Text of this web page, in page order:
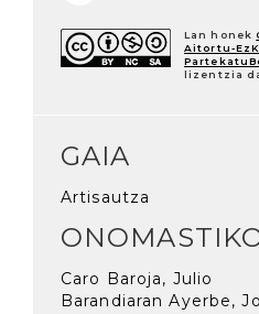
Lan honek
Aitortu-
lizentzia
GAIA
Artisautza
Caro Baroja, Julio
Barandiaran Ayerbe,